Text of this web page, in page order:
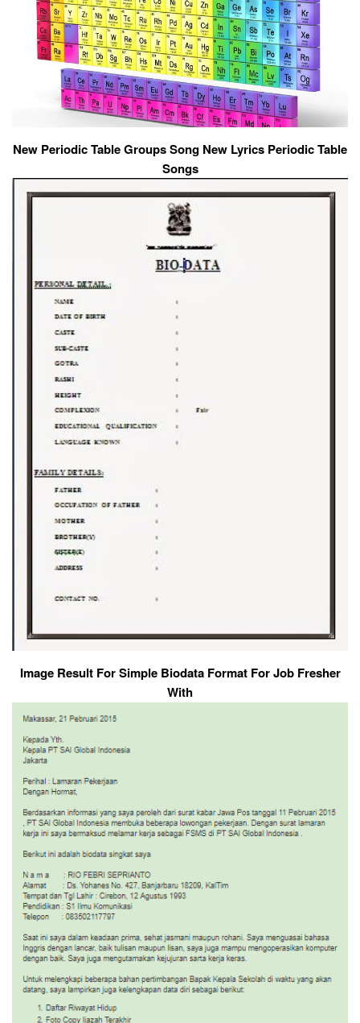
New Periodic Table Groups Song New Lyrics Periodic Table
Songs
Image Result For Simple Biodata Format For Job Fresher
With